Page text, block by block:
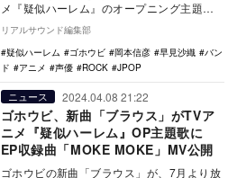
メ『疑似ハーレム』のオープニング主題歌
「ブラウス」のTVサイズ映像を公開した。
ブラ…
リアルサウンド編集部
疑似ハーレム
ゴホウビ 岡本信彦 早見沙織
バン
ド
アニメ 声優 ROCK JPOP
ニュース 2024.04.08 21:22
ゴホウビ、新曲「ブラウス」がTVア
ニメ『疑似ハーレム』OP主題歌に
EP収録曲「MOKE MOKE」MV公開
ゴホウビの新曲「ブラウス」が、7月より放